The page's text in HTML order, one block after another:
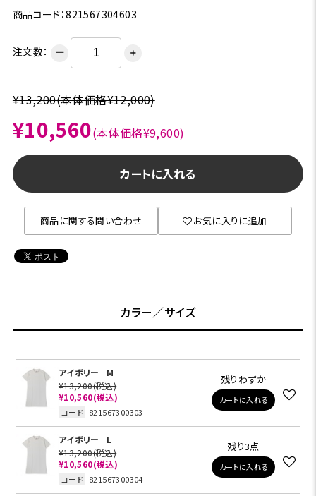
商品コード：821567304603
注文数： ー ＋
¥13,200(本体価格¥12,000)
¥10,560(本体価格¥9,600)
カートに入れる
商品に関する問い合わせ お気に入りに追加
カラー／サイズ
アイボリー
M
¥13,200(税込)
¥10,560(税込)
コード 821567300303
残りわずか
カートに入れる
アイボリー
L
¥13,200(税込)
¥10,560(税込)
コード 821567300304
残り3点
カートに入れる